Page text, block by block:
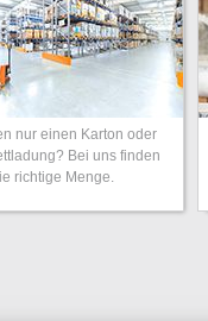
nur einen Karton oder
Bei uns finden
richtige Menge.